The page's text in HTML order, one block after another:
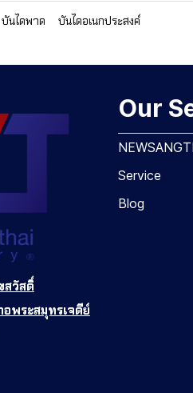
บันไดพาด บันไดอเนกประสงค์
สวัสดิ์
พระสมุทรเจดีย์
Our
Service
Blog